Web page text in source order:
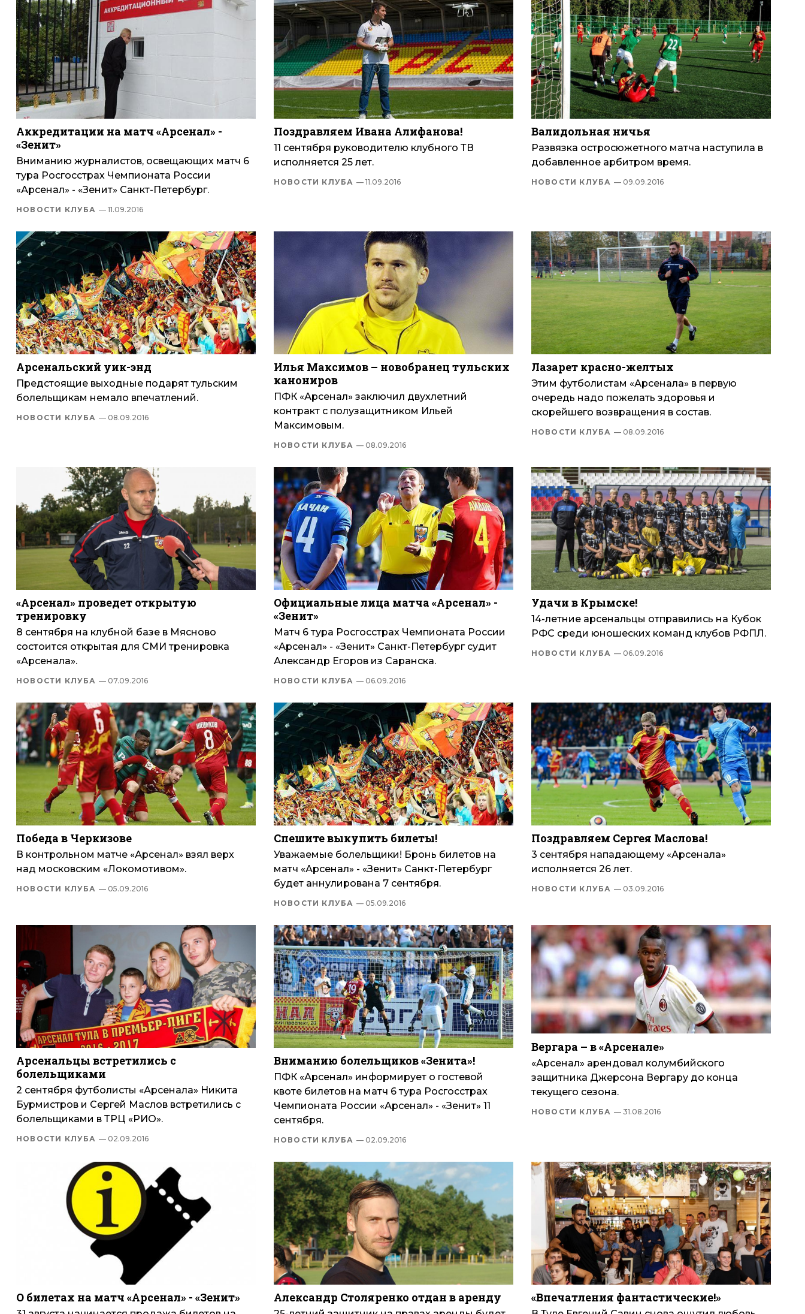
Аккредитации на матч «Арсенал» -
«Зенит»
Вниманию журналистов, освещающих матч 6
тура Росгосстрах Чемпионата России
«Арсенал» - «Зенит» Санкт-Петербург.
НОВОСТИ КЛУБА — 11.09.2016
Поздравляем Ивана Алифанова!
11 сентября руководителю клубного ТВ
исполняется 25 лет.
НОВОСТИ КЛУБА — 11.09.2016
Валидольная ничья
Развязка остросюжетного матча наступила в
добавленное арбитром время.
НОВОСТИ КЛУБА — 09.09.2016
Арсенальский уик-энд
Предстоящие выходные подарят тульским
болельщикам немало впечатлений.
НОВОСТИ КЛУБА — 08.09.2016
Илья Максимов – новобранец тульских
канониров
ПФК «Арсенал» заключил двухлетний
контракт с полузащитником Ильей
Максимовым.
НОВОСТИ КЛУБА — 08.09.2016
Лазарет красно-желтых
Этим футболистам «Арсенала» в первую
очередь надо пожелать здоровья и
скорейшего возвращения в состав.
НОВОСТИ КЛУБА — 08.09.2016
«Арсенал» проведет открытую
тренировку
8 сентября на клубной базе в Мясново
состоится открытая для СМИ тренировка
«Арсенала».
НОВОСТИ КЛУБА — 07.09.2016
Официальные лица матча «Арсенал» -
«Зенит»
Матч 6 тура Росгосстрах Чемпионата России
«Арсенал» - «Зенит» Санкт-Петербург судит
Александр Егоров из Саранска.
НОВОСТИ КЛУБА — 06.09.2016
Удачи в Крымске!
14-летние арсенальцы отправились на Кубок
РФС среди юношеских команд клубов РФПЛ.
НОВОСТИ КЛУБА — 06.09.2016
Победа в Черкизове
В контрольном матче «Арсенал» взял верх
над московским «Локомотивом».
НОВОСТИ КЛУБА — 05.09.2016
Спешите выкупить билеты!
Уважаемые болельщики! Бронь билетов на
матч «Арсенал» - «Зенит» Санкт-Петербург
будет аннулирована 7 сентября.
НОВОСТИ КЛУБА — 05.09.2016
Поздравляем Сергея Маслова!
3 сентября нападающему «Арсенала»
исполняется 26 лет.
НОВОСТИ КЛУБА — 03.09.2016
Арсенальцы встретились с
болельщиками
2 сентября футболисты «Арсенала» Никита
Бурмистров и Сергей Маслов встретились с
болельщиками в ТРЦ «РИО».
НОВОСТИ КЛУБА — 02.09.2016
Вниманию болельщиков «Зенита»!
ПФК «Арсенал» информирует о гостевой
квоте билетов на матч 6 тура Росгосстрах
Чемпионата России «Арсенал» - «Зенит» 11
сентября.
НОВОСТИ КЛУБА — 02.09.2016
Вергара – в «Арсенале»
«Арсенал» арендовал колумбийского
защитника Джерсона Вергару до конца
текущего сезона.
НОВОСТИ КЛУБА — 31.08.2016
О билетах на матч «Арсенал» - «Зенит» Александр Столяренко отдан в аренду «Впечатления фантастические!»